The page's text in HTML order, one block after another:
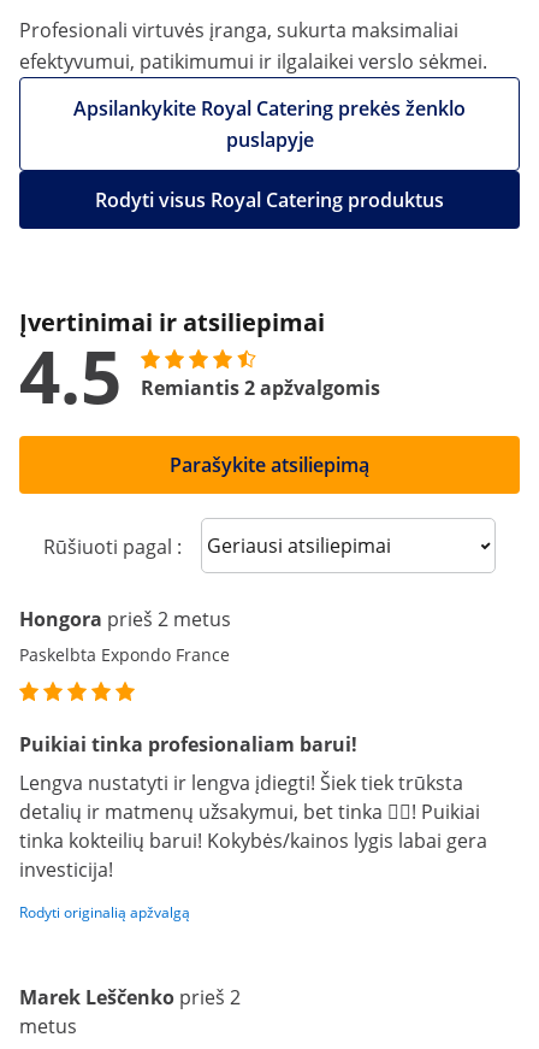
Profesionali virtuvės įranga, sukurta maksimaliai
efektyvumui, patikimumui ir ilgalaikei verslo sėkmei.
Apsilankykite Royal Catering prekės ženklo
puslapyje
Rodyti visus Royal Catering produktus
Įvertinimai ir atsiliepimai
4.5 Remiantis 2 apžvalgomis
Parašykite atsiliepimą
Rūšiuoti pagal : Sort reviews
Hongora prieš 2 metus
Paskelbta Expondo France
Puikiai tinka profesionaliam barui!
Lengva nustatyti ir lengva įdiegti! Šiek tiek trūksta
detalių ir matmenų užsakymui, bet tinka 😮‍💨! Puikiai
tinka kokteilių barui! Kokybės/kainos lygis labai gera
investicija!
Rodyti originalią apžvalgą
Marek Leščenko prieš 2
metus